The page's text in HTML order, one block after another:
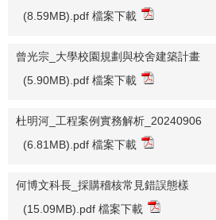
(8.59MB).pdf 檔案下載
曾光宗_大學校園規劃與校舍建築計畫
(5.90MB).pdf 檔案下載
杜明河_工程案例實務解析_20240906
(6.81MB).pdf 檔案下載
何博文科長_採購稽核常見錯誤態樣
(15.09MB).pdf 檔案下載